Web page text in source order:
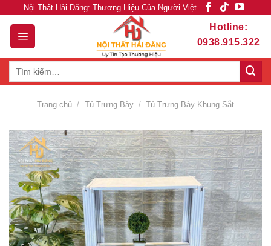
content
Nội Thất Hải Đăng: Thương Hiệu Của Người Việt
Hotline:
0938.915.322
Trang chủ / Tủ Trưng Bày / Tủ Trưng Bày Khung Sắt